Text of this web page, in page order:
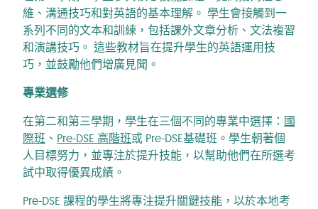
維、溝通技巧和對英語的基本理解。 學生會接觸到一
系列不同的文本和訓練，包括課外文章分析、文法複習
和演講技巧。 這些教材旨在提升學生的英語運用技
巧，並鼓勵他們增廣見聞。
專業選修
在第二和第三學期，學生在三個不同的專業中選擇： 國
際班 、 Pre-DSE 高階班或 Pre-DSE基礎班。學生朝著個
人目標努力，並專注於提升技能，以幫助他們在所選考
試中取得優異成績。
Pre-DSE 課程的學生將專注提升關鍵技能，以於本地考